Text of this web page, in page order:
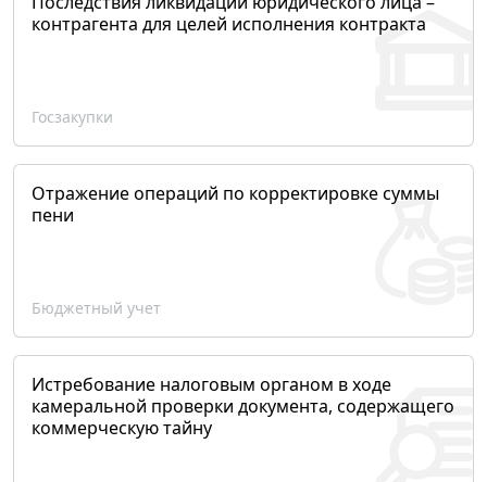
контрагента для целей исполнения контракта
Госзакупки
Отражение операций по корректировке суммы
пени
Бюджетный учет
Истребование налоговым органом в ходе
камеральной проверки документа, содержащего
коммерческую тайну